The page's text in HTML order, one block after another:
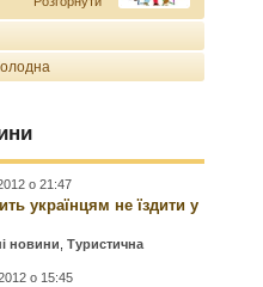
о 21:47
українцям не їздити у
новини ,Туристична
о 15:45